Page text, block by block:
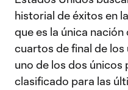
historial de éxitos en
que es la única
cuartos de final de
uno de los dos únicos
clasificado para las